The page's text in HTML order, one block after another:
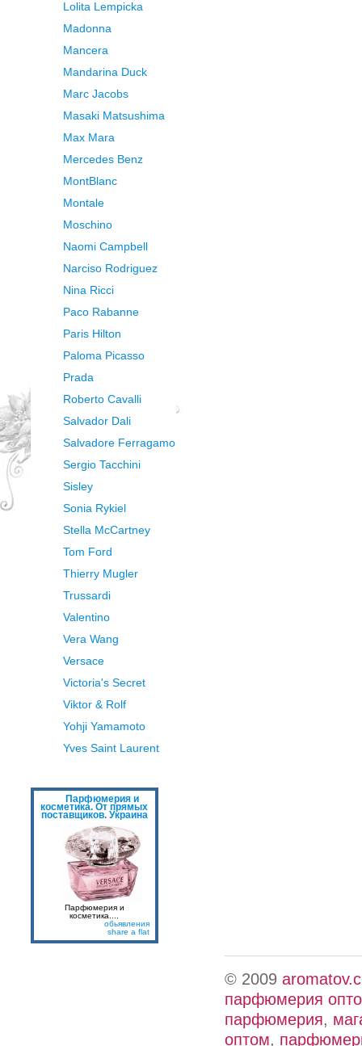
Lolita Lempicka
Madonna
Mancera
Mandarina Duck
Marc Jacobs
Masaki Matsushima
Max Mara
Mercedes Benz
MontBlanc
Montale
Moschino
Naomi Campbell
Narciso Rodriguez
Nina Ricci
Paco Rabanne
Paris Hilton
Paloma Picasso
Prada
Roberto Cavalli
Salvador Dali
Salvadore Ferragamo
Sergio Tacchini
Sisley
Sonia Rykiel
Stella McCartney
Tom Ford
Thierry Mugler
Trussardi
Valentino
Vera Wang
Versace
Victoria's Secret
Viktor & Rolf
Yohji Yamamoto
Yves Saint Laurent
Парфюмерия и
косметика. От прямых
поставщиков. Украина
Парфюмерия и
косметика....
обьявления
share a flat
© 2009
парфюмерия
парфюмерия,
оптом,